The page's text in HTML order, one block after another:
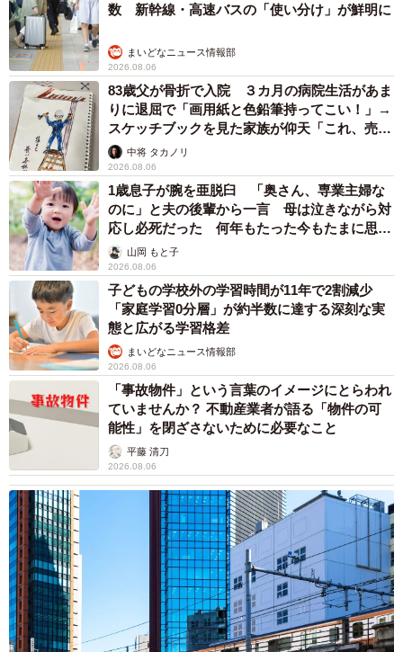
数 新幹線・高速バスの「使い分け」が鮮明に
まいどなニュース情報部
2026.08.06
83歳父が骨折で入院 ３カ月の病院生活があま
りに退屈で「画用紙と色鉛筆持ってこい！」→
スケッチブックを見た家族が仰天「これ、売れ
ますよ…」
中将 タカノリ
2026.08.06
1歳息子が腕を亜脱臼 「奥さん、専業主婦な
のに」と夫の後輩から一言 母は泣きながら対
応し必死だった 何年もたった今もたまに思い
出し…山岡 もと子
2026.08.06
子どもの学校外の学習時間が11年で2割減少
「家庭学習0分層」が約半数に達する深刻な実
態と広がる学習格差
まいどなニュース情報部
2026.08.06
「事故物件」という言葉のイメージにとらわれ
ていませんか？ 不動産業者が語る「物件の可
能性」を閉ざさないために必要なこと
平藤 清刀
2026.08.06